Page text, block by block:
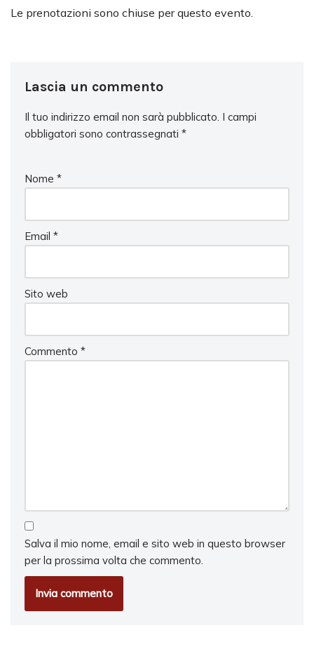
Le prenotazioni sono chiuse per questo evento.
Lascia un commento
Il tuo indirizzo email non sarà pubblicato. I campi
obbligatori sono contrassegnati *
Nome *
Email *
Sito web
Commento *
Salva il mio nome, email e sito web in questo browser
per la prossima volta che commento.